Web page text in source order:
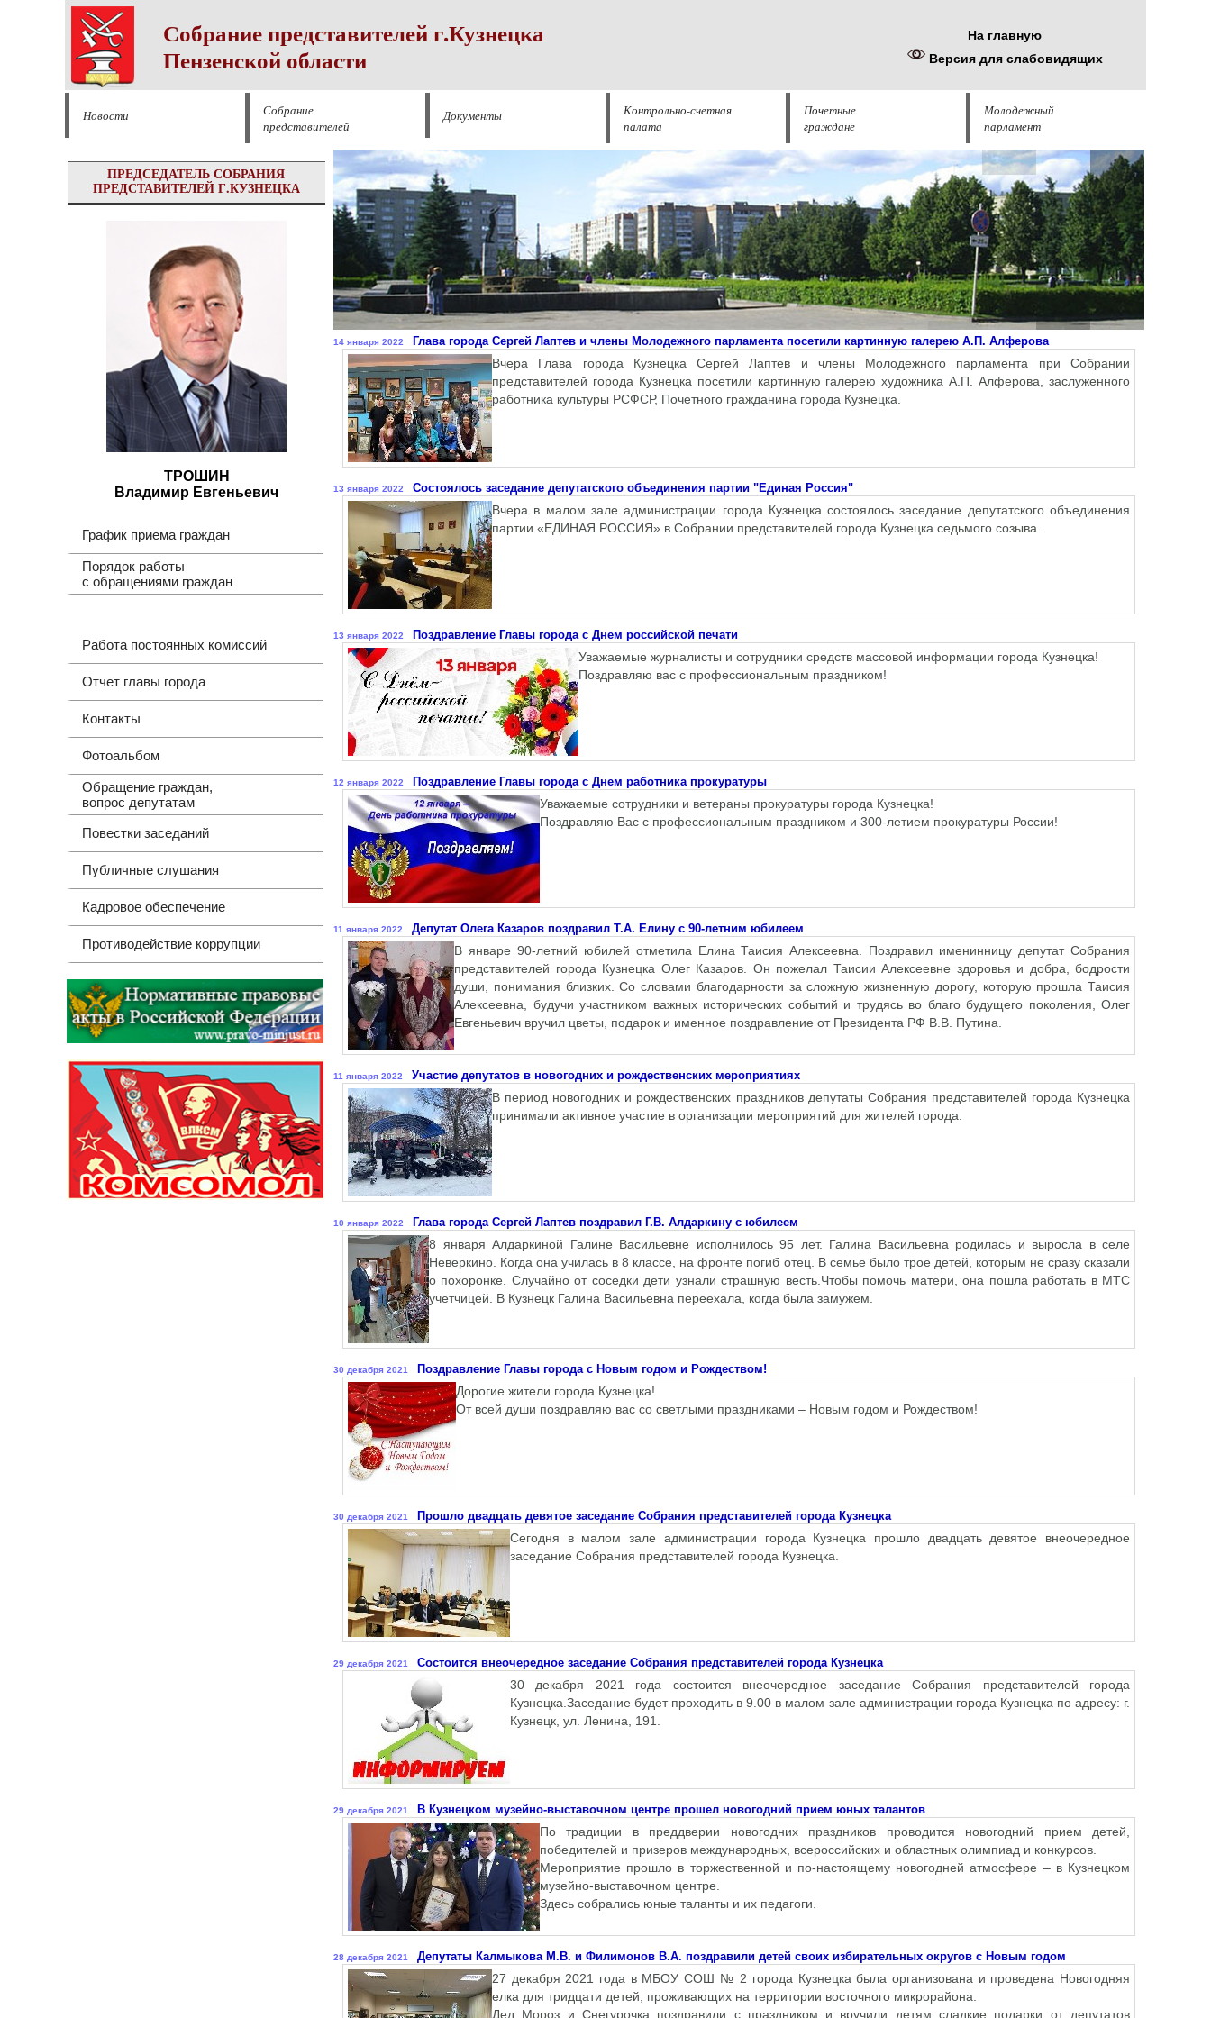
Собрание представителей г.Кузнецка
Пензенской области
На главную
Версия для слабовидящих
Новости
Собрание
представителей
Документы
Контрольно-счетная
палата
Почетные
граждане
Молодежный
парламент
ПРЕДСЕДАТЕЛЬ СОБРАНИЯ
ПРЕДСТАВИТЕЛЕЙ Г.КУЗНЕЦКА
ТРОШИН
Владимир Евгеньевич
График приема граждан
Порядок работы
с обращениями граждан
Работа постоянных комиссий
Отчет главы города
Контакты
Фотоальбом
Обращение граждан,
вопрос депутатам
Повестки заседаний
Публичные слушания
Кадровое обеспечение
Противодействие коррупции
14 января 2022 Глава города Сергей Лаптев и члены Молодежного парламента посетили картинную галерею А.П. Алферова
Вчера Глава города Кузнецка Сергей Лаптев и члены Молодежного парламента при Собрании
представителей города Кузнецка посетили картинную галерею художника А.П. Алферова, заслуженного
работника культуры РСФСР, Почетного гражданина города Кузнецка.
13 января 2022 Состоялось заседание депутатского объединения партии "Единая Россия"
Вчера в малом зале администрации города Кузнецка состоялось заседание депутатского объединения
партии «ЕДИНАЯ РОССИЯ» в Собрании представителей города Кузнецка седьмого созыва.
13 января 2022 Поздравление Главы города с Днем российской печати
Уважаемые журналисты и сотрудники средств массовой информации города Кузнецка!
Поздравляю вас с профессиональным праздником!
12 января 2022 Поздравление Главы города с Днем работника прокуратуры
Уважаемые сотрудники и ветераны прокуратуры города Кузнецка!
Поздравляю Вас с профессиональным праздником и 300-летием прокуратуры России!
11 января 2022 Депутат Олега Казаров поздравил Т.А. Елину с 90-летним юбилеем
В январе 90-летний юбилей отметила Елина Таисия Алексеевна. Поздравил именинницу депутат Собрания
представителей города Кузнецка Олег Казаров. Он пожелал Таисии Алексеевне здоровья и добра, бодрости
души, понимания близких. Со словами благодарности за сложную жизненную дорогу, которую прошла Таисия
Алексеевна, будучи участником важных исторических событий и трудясь во благо будущего поколения, Олег
Евгеньевич вручил цветы, подарок и именное поздравление от Президента РФ В.В. Путина.
11 января 2022 Участие депутатов в новогодних и рождественских мероприятиях
В период новогодних и рождественских праздников депутаты Собрания представителей города Кузнецка
принимали активное участие в организации мероприятий для жителей города.
10 января 2022 Глава города Сергей Лаптев поздравил Г.В. Алдаркину с юбилеем
8 января Алдаркиной Галине Васильевне исполнилось 95 лет. Галина Васильевна родилась и выросла в селе
Неверкино. Когда она училась в 8 классе, на фронте погиб отец. В семье было трое детей, которым не сразу сказали
о похоронке. Случайно от соседки дети узнали страшную весть.Чтобы помочь матери, она пошла работать в МТС
учетчицей. В Кузнецк Галина Васильевна переехала, когда была замужем.
30 декабря 2021 Поздравление Главы города с Новым годом и Рождеством!
Дорогие жители города Кузнецка!
От всей души поздравляю вас со светлыми праздниками – Новым годом и Рождеством!
30 декабря 2021 Прошло двадцать девятое заседание Собрания представителей города Кузнецка
Сегодня в малом зале администрации города Кузнецка прошло двадцать девятое внеочередное
заседание Собрания представителей города Кузнецка.
29 декабря 2021 Состоится внеочередное заседание Собрания представителей города Кузнецка
30 декабря 2021 года состоится внеочередное заседание Собрания представителей города
Кузнецка.Заседание будет проходить в 9.00 в малом зале администрации города Кузнецка по адресу: г.
Кузнецк, ул. Ленина, 191.
29 декабря 2021 В Кузнецком музейно-выставочном центре прошел новогодний прием юных талантов
По традиции в преддверии новогодних праздников проводится новогодний прием детей,
победителей и призеров международных, всероссийских и областных олимпиад и конкурсов.
Мероприятие прошло в торжественной и по-настоящему новогодней атмосфере – в Кузнецком
музейно-выставочном центре.
Здесь собрались юные таланты и их педагоги.
28 декабря 2021 Депутаты Калмыкова М.В. и Филимонов В.А. поздравили детей своих избирательных округов с Новым годом
27 декабря 2021 года в МБОУ СОШ № 2 города Кузнецка была организована и проведена Новогодняя
елка для тридцати детей, проживающих на территории восточного микрорайона.
Дед Мороз и Снегурочка поздравили с праздником и вручили детям сладкие подарки от депутатов